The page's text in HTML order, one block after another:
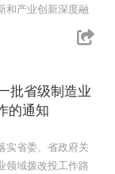
和产业创新深度融
批省级制造业
的通知
实省委、省政府关
领域拨改投工作路